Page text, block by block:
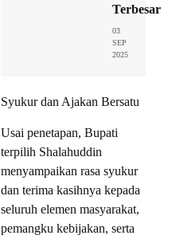
Terbesar
03
SEP
2025
Syukur dan Ajakan Bersatu
Usai penetapan, Bupati
terpilih Shalahuddin
menyampaikan rasa syukur
dan terima kasihnya kepada
seluruh elemen masyarakat,
pemangku kebijakan, serta